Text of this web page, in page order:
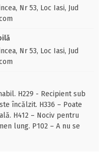
Nr 53, Loc Iasi, Jud
Nr 53, Loc Iasi, Jud
H229 - Recipient sub
încălzit. H336 – Poate
H412 – Nociv pentru
lung. P102 – A nu se